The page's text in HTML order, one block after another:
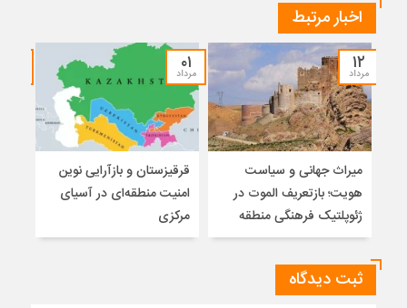
اخبار مرتبط
۱۲
مرداد
میراث جهانی و سیاست
هویت؛ بازتعریف الموت در
ژئوپلتیک فرهنگی منطقه
۰۱
مرداد
قرقیزستان و بازآرایی نوین
امنیت منطقه‌ای در آسیای
مرکزی
ثبت دیدگاه